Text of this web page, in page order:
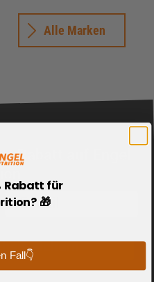
Alle Marken
Rabatt auf Engel
sichern
Rabatt für
🎁
Fall👇